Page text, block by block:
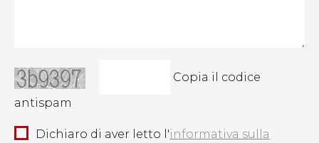
Copia il codice
antispam
Dichiaro di aver letto l'informativa sulla